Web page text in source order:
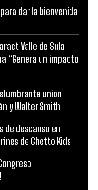
dar la bienvenida
Valle de Sula
“Genera un impacto
unión
y Walter Smith
de descanso en
de Ghetto Kids